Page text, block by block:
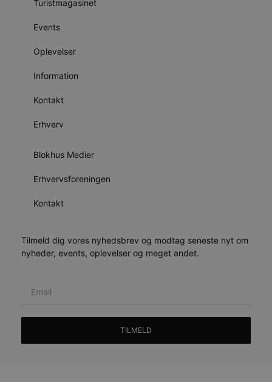
Turistmagasinet
Events
Oplevelser
Information
Kontakt
Erhverv
Blokhus Medier
Erhvervsforeningen
Kontakt
Tilmeld dig vores nyhedsbrev og modtag seneste nyt om
nyheder, events, oplevelser og meget andet.
TILMELD